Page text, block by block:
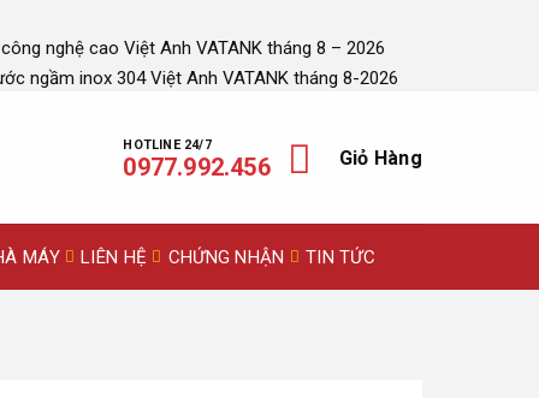
nghệ cao Việt Anh VATANK tháng 8 – 2026
ngầm inox 304 Việt Anh VATANK tháng 8-2026
HOTLINE 24/7
0977.992.456 Giỏ Hàng
MÁY LIÊN HỆ CHỨNG NHẬN TIN TỨC